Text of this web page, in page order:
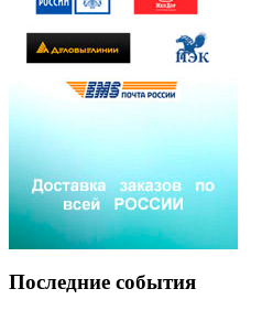
Последние события